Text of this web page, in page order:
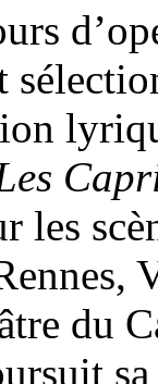
les
du